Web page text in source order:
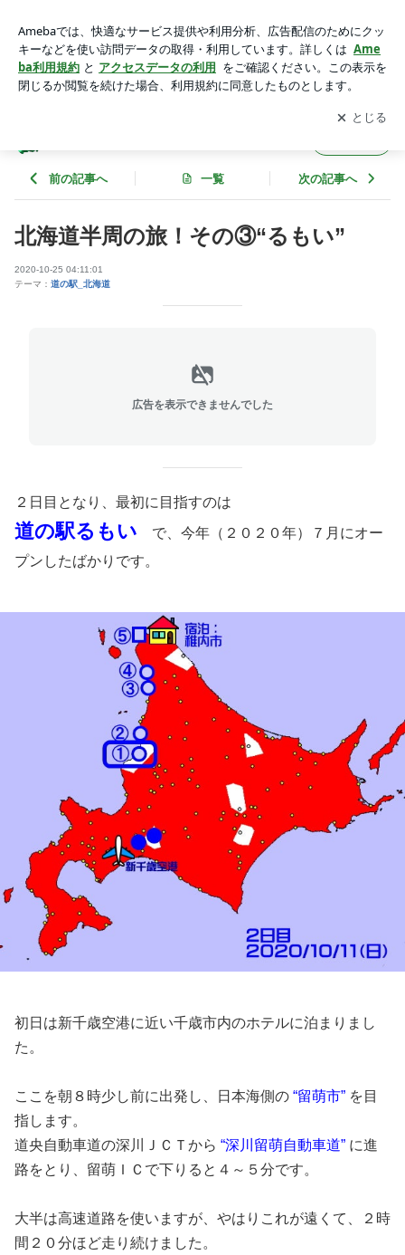
夢！
アプリをダウンロードして ブログの更新通知
を受け取りまし
ょう。
開く
前の記事へ 一覧 次の記事へ
北海道半周の旅！その③“るもい”
2020-10-25 04:11:01
テーマ： 道の駅_北海道
広告を表示できませんでした
２日目となり、最初に目指すのは
道の駅るもい で、今年（２０２０年）７月にオー
プンしたばかりです。
初日は新千歳空港に近い千歳市内のホテルに泊まりまし
た。
ここを朝８時少し前に出発し、日本海側の “留萌市” を目
指します。
道央自動車道の深川ＪＣＴから “深川留萌自動車道” に進
路をとり、留萌ＩＣで下りると４～５分です。
大半は高速道路を使いますが、やはりこれが遠くて、２時
間２０分ほど走り続けました。